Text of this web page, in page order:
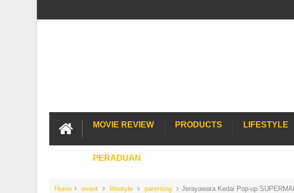
MOVIE REVIEW PRODUCTS LIFESTYLE
PERADUAN
Home event lifestyle parenting Jerayawara Kedai Pop-up